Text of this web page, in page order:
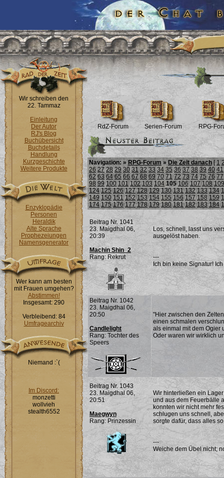
Wir schreiben den
22. Tammaz
Einleitung
Der Autor
RJ's Blog
Buchübersicht
Buchdetails
Handlung
Kurzgeschichte
Weitere Produkte
Enzyklopädie
Personen
Heraldik
Alte Sprache
Prophezeiungen
Namensgenerator
Wer kann am besten
mit Frauen umgehen?
Abstimmen!
Insgesamt: 290
Verbleibend: 84
Umfragearchiv
Niemand :`(
Im Discord:
monzetti
wollvieh
stealth6552
RdZ-Forum Serien-Forum RPG-
Navigation: » RPG-Forum » Die Zeit danach [1
26 27 28 29 30 31 32 33 34 35 36 37 38 39 40 41
62 63 64 65 66 67 68 69 70 71 72 73 74 75 76 77
98 99 100 101 102 103 104 105 106 107 108 109
124 125 126 127 128 129 130 131 132 133 134
149 150 151 152 153 154 155 156 157 158 159
174 175 176 177 178 179 180 181 182 183 184
Beitrag Nr. 1041
23. Maigdhal 06,
20:39
Machin Shin_2
Rang: Rekrut
Los, schnell, lasst uns
ausgelöst haben.
---
Ich bin keine Signatur!
Beitrag Nr. 1042
23. Maigdhal 06,
20:50
Candlelight
Rang: Tochter des
Speers
"Hier zwischen den
einen schmalen
als einmal mit dem Ogier
Oder waren wir wirklich
Beitrag Nr. 1043
23. Maigdhal 06,
20:51
Maegwyn
Rang: Prinzessin
Wir hinterließen ein
und aus dem Feuerbälle
konnten wir nicht mehr
schlugen uns schnell,
sorgte dafür, dass alles
---
Weiche dem Übel nicht;